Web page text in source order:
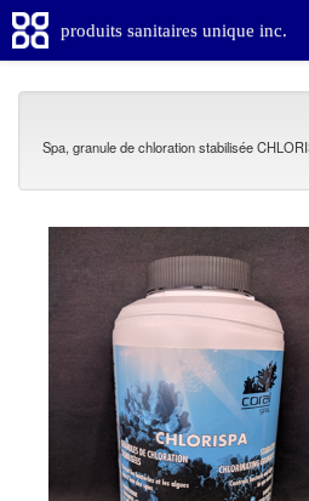
produits sanitaires unique inc.
Spa, granule de chloration stabilisée